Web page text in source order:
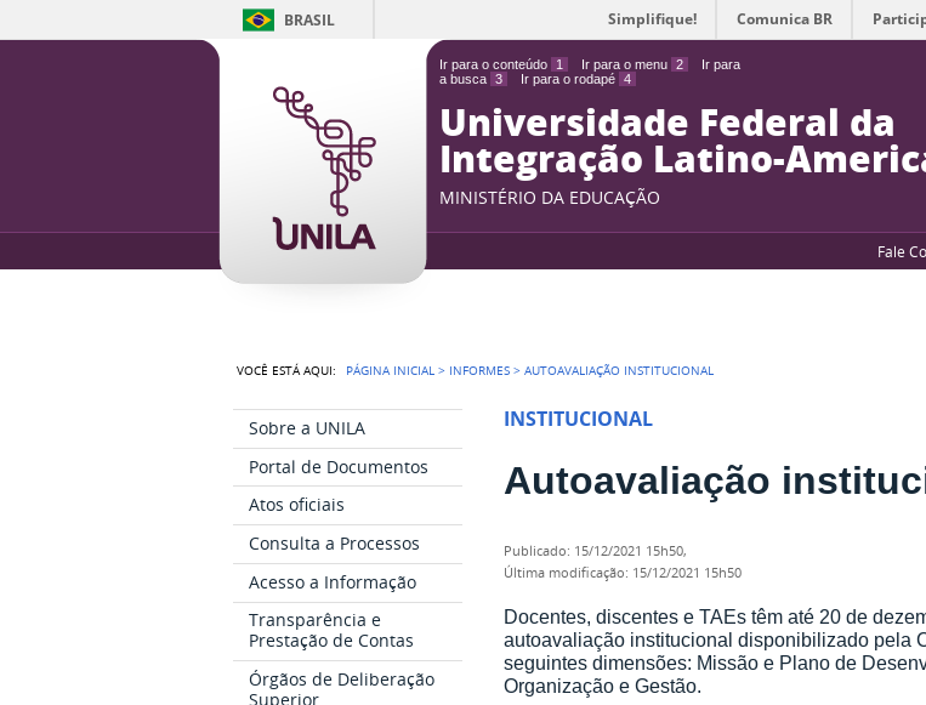
Ir para o conteúdo 1 Ir para o menu 2
Ir para
a busca 3 Ir para o rodapé 4
BRASIL Simplifique! Comunica BR
Universidade Federal da
Integração Latino-
MINISTÉRIO DA EDUCAÇÃO
Fale
VOCÊ ESTÁ AQUI: PÁGINA INICIAL > INFORMES >AUTOAVALIAÇÃO INSTITUCIONAL
Sobre a UNILA
Portal de Documentos
Atos oficiais
Consulta a Processos
Acesso a Informação
Transparência e
Prestação de Contas
Órgãos de Deliberação
Superior
INSTITUCIONAL
Autoavaliação
publicado: 15/12/2021 15h50,
última modificação: 15/12/2021 15h50
Docentes, discentes e TAEs têm até 20 de
autoavaliação institucional disponibilizado pela
seguintes dimensões: Missão e Plano de
Organização e Gestão.